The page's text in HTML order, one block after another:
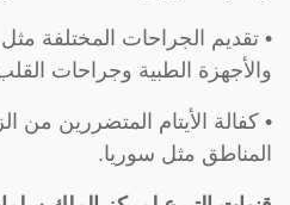
• تقديم الجراحات المختلفة
والأجهزة الطبية وجراحات
• كفالة الأيتام المتضررين من
المناطق مثل سوريا.